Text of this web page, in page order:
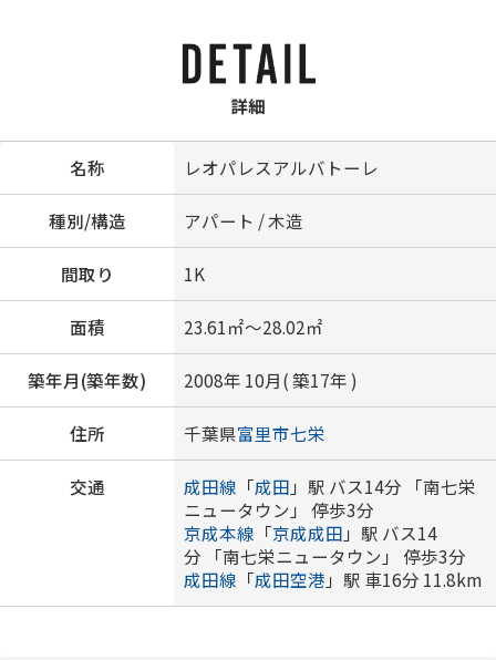
詳細
名称 レオパレスアルバトーレ
種別/構造 アパート / 木造
間取り 1K
面積 23.61㎡～28.02㎡
築年月(築年数) 2008年 10月( 築17年 )
住所 千葉県富里市七栄
交通 成田線 「成田 」駅 バス14分 「南七栄
ニュータウン」 停歩3分
京成本線 「京成成田 」駅 バス14
分 「南七栄ニュータウン」 停歩3分
成田線 「成田空港 」駅 車16分 11.8km